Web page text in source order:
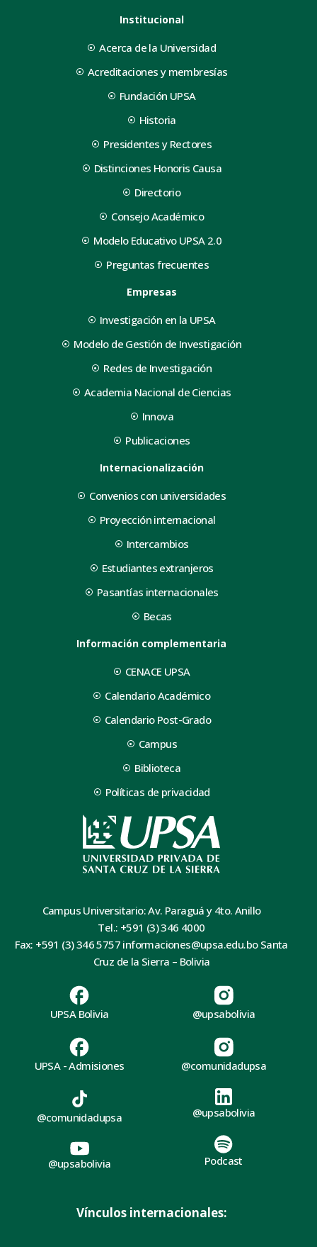
Institucional
Acerca de la Universidad
Acreditaciones y membresías
Fundación UPSA
Historia
Presidentes y Rectores
Distinciones Honoris Causa
Directorio
Consejo Académico
Modelo Educativo UPSA 2.0
Preguntas frecuentes
Empresas
Investigación en la UPSA
Modelo de Gestión de Investigación
Redes de Investigación
Academia Nacional de Ciencias
Innova
Publicaciones
Internacionalización
Convenios con universidades
Proyección internacional
Intercambios
Estudiantes extranjeros
Pasantías internacionales
Becas
Información complementaria
CENACE UPSA
Calendario Académico
Calendario Post-Grado
Campus
Biblioteca
Políticas de privacidad
Campus Universitario: Av. Paraguá y 4to. Anillo
Tel.: +591 (3) 346 4000
Fax: +591 (3) 346 5757 informaciones@upsa.edu.bo Santa
Cruz de la Sierra – Bolivia
UPSA Bolivia
UPSA - Admisiones
@upsabolivia
@comunidadupsa
@comunidadupsa
@upsabolivia
@upsabolivia
Podcast
Vínculos internacionales: